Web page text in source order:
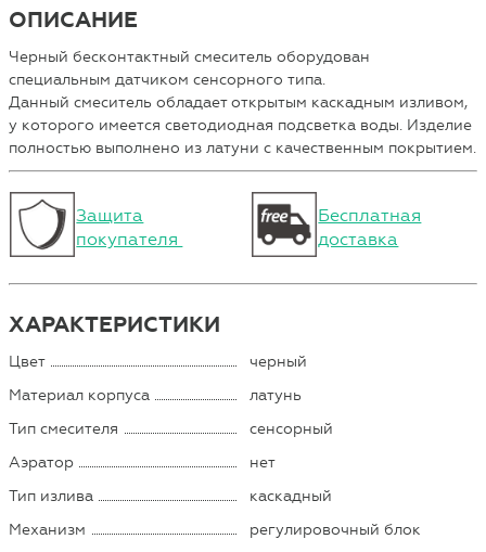
ОПИСАНИЕ
Черный бесконтактный смеситель оборудован
специальным датчиком сенсорного типа.
Данный смеситель обладает открытым каскадным изливом,
у которого имеется светодиодная подсветка воды. Изделие
полностью выполнено из латуни с качественным покрытием.
Защита
покупателя
Бесплатная
доставка
ХАРАКТЕРИСТИКИ
Цвет
черный
Материал корпуса
латунь
Тип смесителя
сенсорный
Аэратор
нет
Тип излива
каскадный
Механизм
регулировочный блок